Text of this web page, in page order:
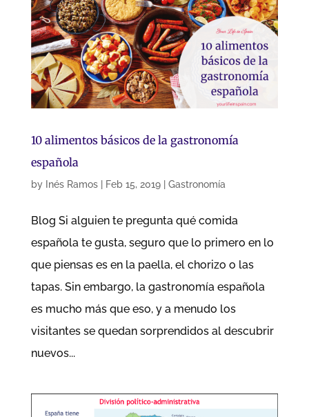
10 alimentos básicos de la gastronomía
española
by Inés Ramos| Feb 15, 2019| Gastronomía
Blog Si alguien te pregunta qué comida
española te gusta, seguro que lo primero en lo
que piensas es en la paella, el chorizo o las
tapas. Sin embargo, la gastronomía española
es mucho más que eso, y a menudo los
visitantes se quedan sorprendidos al descubrir
nuevos...